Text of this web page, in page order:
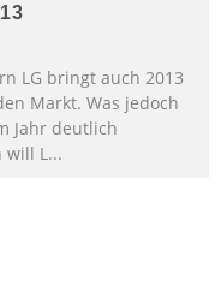
LG bringt auch 2013
Markt. Was jedoch
Jahr deutlich
L ...